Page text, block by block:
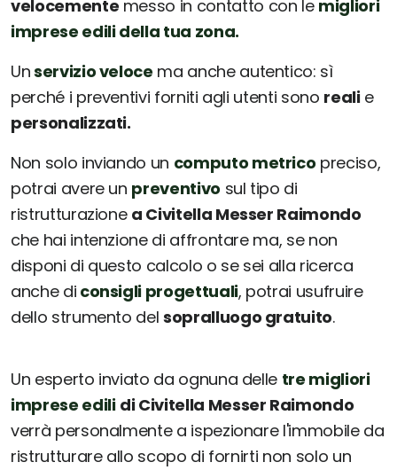
velocemente messo in contatto con le migliori
imprese edili della tua zona.
Unservizio veloce ma anche autentico: sì
perché i preventivi forniti agli utenti sono realie
personalizzati.
Non solo inviando un computo metrico preciso,
potrai avere un preventivo sul tipo di
ristrutturazione a Civitella Messer Raimondo
che hai intenzione di affrontare ma, se non
disponi di questo calcolo o se sei alla ricerca
anche di consigli progettuali, potrai usufruire
dello strumento del sopralluogo gratuito.
Un esperto inviato da ognuna delle tre migliori
imprese edili di Civitella Messer Raimondo
verrà personalmente a ispezionare l'immobile da
ristrutturare allo scopo di fornirti non solo un